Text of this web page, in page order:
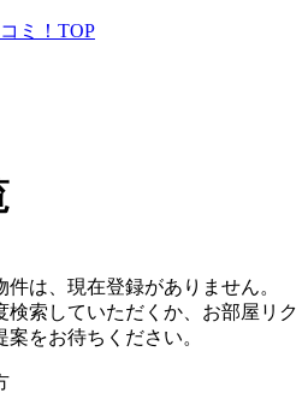
ミ！TOP
は、現在登録がありません。
索していただくか、お部屋リク
をお待ちください。